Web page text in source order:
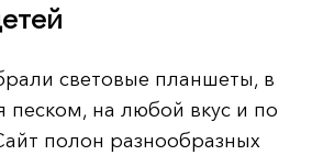
световые планшеты, в
песком, на любой вкус и по
полон разнообразных